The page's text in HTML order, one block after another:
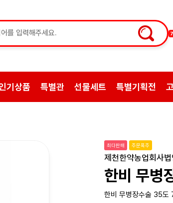
8
기상품 특별관 선물세트 특별기획전
최다판매 주문폭주
제천한약농업회사
한비 무병
한비 무병장수술 35도